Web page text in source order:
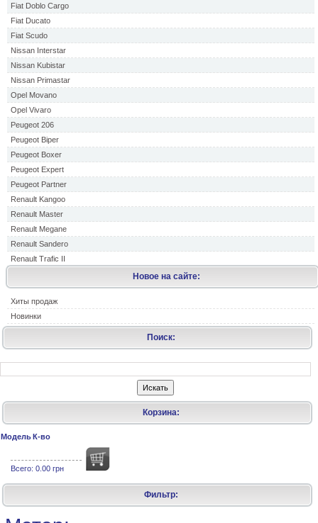
Fiat Doblo Cargo
Fiat Ducato
Fiat Scudo
Nissan Interstar
Nissan Kubistar
Nissan Primastar
Opel Movano
Opel Vivaro
Peugeot 206
Peugeot Biper
Peugeot Boxer
Peugeot Expert
Peugeot Partner
Renault Kangoo
Renault Master
Renault Megane
Renault Sandero
Renault Trafic II
Новое на сайте:
Хиты продаж
Новинки
Поиск:
Корзина:
Модель К-во
Всего: 0.00 грн
Фильтр: